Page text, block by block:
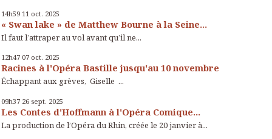
14h59 11 oct. 2025
« Swan lake » de Matthew Bourne à la Seine...
Il faut l’attraper au vol avant qu’il ne...
12h47 07 oct. 2025
Racines à l'Opéra Bastille jusqu'au 10 novembre
Échappant aux grèves, Giselle ...
09h37 26 sept. 2025
Les Contes d'Hoffmann à l'Opéra Comique...
La production de l’Opéra du Rhin, créée le 20 janvier à...